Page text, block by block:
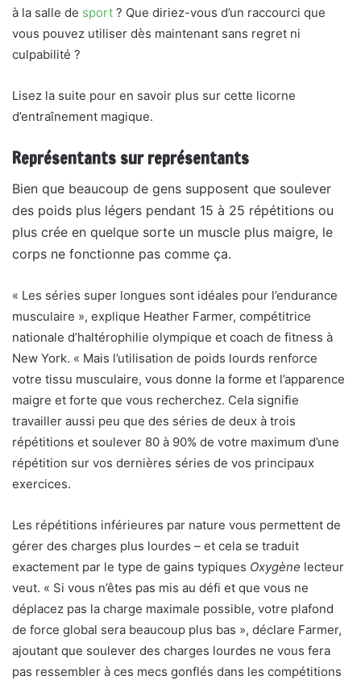
à la salle de sport ? Que diriez-vous d’un raccourci que
vous pouvez utiliser dès maintenant sans regret ni
culpabilité ?
Lisez la suite pour en savoir plus sur cette licorne
d’entraînement magique.
Représentants sur représentants
Bien que beaucoup de gens supposent que soulever
des poids plus légers pendant 15 à 25 répétitions ou
plus crée en quelque sorte un muscle plus maigre, le
corps ne fonctionne pas comme ça.
« Les séries super longues sont idéales pour l’endurance
musculaire », explique Heather Farmer, compétitrice
nationale d’haltérophilie olympique et coach de fitness à
New York. « Mais l’utilisation de poids lourds renforce
votre tissu musculaire, vous donne la forme et l’apparence
maigre et forte que vous recherchez. Cela signifie
travailler aussi peu que des séries de deux à trois
répétitions et soulever 80 à 90% de votre maximum d’une
répétition sur vos dernières séries de vos principaux
exercices.
Les répétitions inférieures par nature vous permettent de
gérer des charges plus lourdes – et cela se traduit
exactement par le type de gains typiques Oxygène lecteur
veut. « Si vous n’êtes pas mis au défi et que vous ne
déplacez pas la charge maximale possible, votre plafond
de force global sera beaucoup plus bas », déclare Farmer,
ajoutant que soulever des charges lourdes ne vous fera
pas ressembler à ces mecs gonflés dans les compétitions